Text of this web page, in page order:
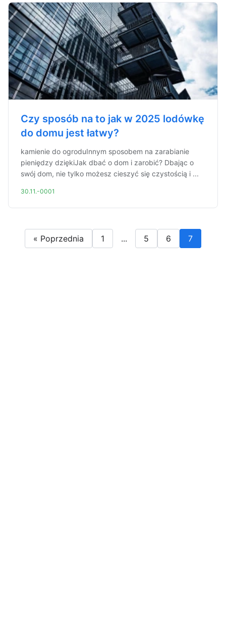
Czy sposób na to jak w 2025 lodówkę
do domu jest łatwy?
kamienie do ogroduInnym sposobem na zarabianie
pieniędzy dziękiJak dbać o dom i zarobić? Dbając o
swój dom, nie tylko możesz cieszyć się czystością i ...
30.11.-0001
« Poprzednia 1 ... 5 6 7